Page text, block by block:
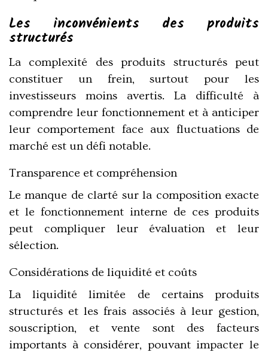
Les inconvénients des produits
structurés
La complexité des produits structurés peut
constituer un frein, surtout pour les
investisseurs moins avertis. La difficulté à
comprendre leur fonctionnement et à anticiper
leur comportement face aux fluctuations de
marché est un défi notable.
Transparence et compréhension
Le manque de clarté sur la composition exacte
et le fonctionnement interne de ces produits
peut compliquer leur évaluation et leur
sélection.
Considérations de liquidité et coûts
La liquidité limitée de certains produits
structurés et les frais associés à leur gestion,
souscription, et vente sont des facteurs
importants à considérer, pouvant impacter le